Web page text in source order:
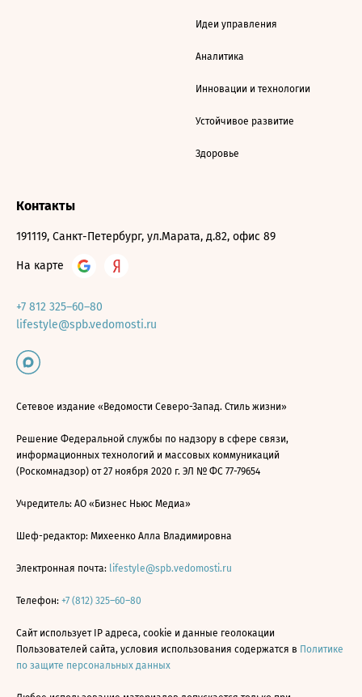
Идеи управления
Аналитика
Инновации и технологии
Устойчивое развитие
Здоровье
Контакты
191119, Санкт-Петербург, ул.Марата, д.82, офис 89
На карте
+7 812 325–60–80
lifestyle@spb.vedomosti.ru
Сетевое издание «Ведомости Северо-Запад. Стиль жизни»
Решение Федеральной службы по надзору в сфере связи,
информационных технологий и массовых коммуникаций
(Роскомнадзор) от 27 ноября 2020 г. ЭЛ № ФС 77-79654
Учредитель: АО «Бизнес Ньюс Медиа»
Шеф-редактор: Михеенко Алла Владимировна
Электронная почта: lifestyle@spb.vedomosti.ru
Телефон: +7 (812) 325–60–80
Сайт использует IP адреса, cookie и данные геолокации
Пользователей сайта, условия использования содержатся в Политике
по защите персональных данных